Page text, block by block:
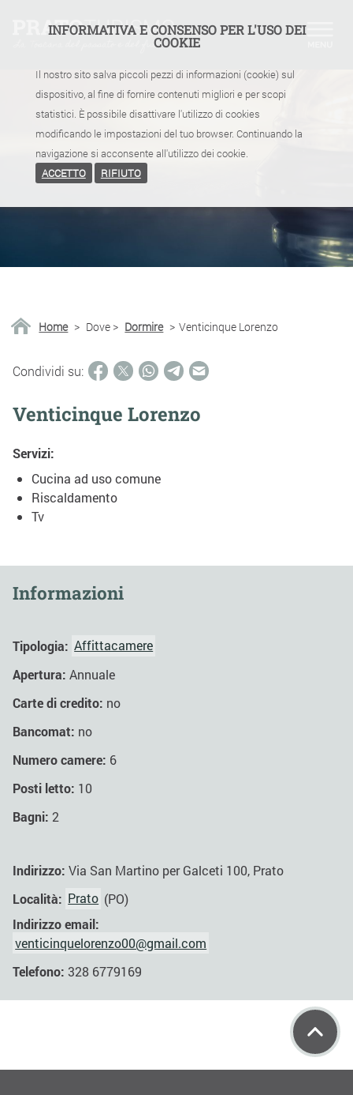
INFORMATIVA E CONSENSO PER L'USO DEI
COOKIE
Il nostro sito salva piccoli pezzi di informazioni (cookie) sul
dispositivo, al fine di fornire contenuti migliori e per scopi
statistici. È possibile disattivare l'utilizzo di cookies
modificando le impostazioni del tuo browser. Continuando la
navigazione si acconsente all'utilizzo dei cookie.
ACCETTO
RIFIUTO
Home > Dove > Dormire > Venticinque Lorenzo
Condividi su:
Venticinque Lorenzo
Servizi:
Cucina ad uso comune
Riscaldamento
Tv
Informazioni
Tipologia: Affittacamere
Apertura: Annuale
Carte di credito: no
Bancomat: no
Numero camere: 6
Posti letto: 10
Bagni: 2
Indirizzo: Via San Martino per Galceti 100, Prato
Località: Prato (PO)
Indirizzo email:
venticinquelorenzo00@gmail.com
Telefono: 328 6779169